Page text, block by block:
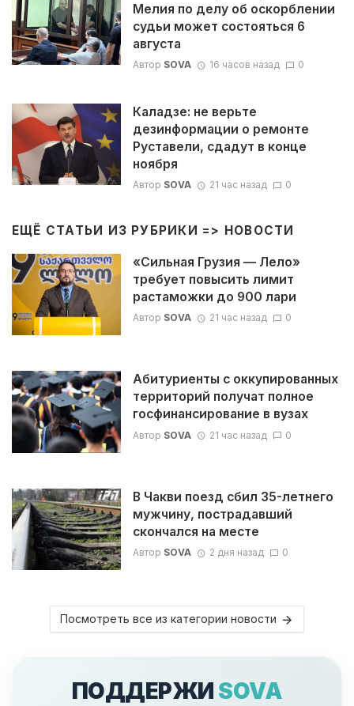
Мелия по делу об оскорблении
судьи может состояться 6
августа
Автор SOVA 16 часов назад 0
Каладзе: не верьте
дезинформации о ремонте
Руставели, сдадут в конце
ноября
Автор SOVA 21 час назад 0
ЕЩЁ СТАТЬИ ИЗ РУБРИКИ => НОВОСТИ
«Сильная Грузия — Лело»
требует повысить лимит
растаможки до 900 лари
Автор SOVA 21 час назад 0
Абитуриенты с оккупированных
территорий получат полное
госфинансирование в вузах
Автор SOVA 21 час назад 0
В Чакви поезд сбил 35-летнего
мужчину, пострадавший
скончался на месте
Автор SOVA 2 дня назад 0
Посмотреть все из категории новости
ПОДДЕРЖИ SOVA